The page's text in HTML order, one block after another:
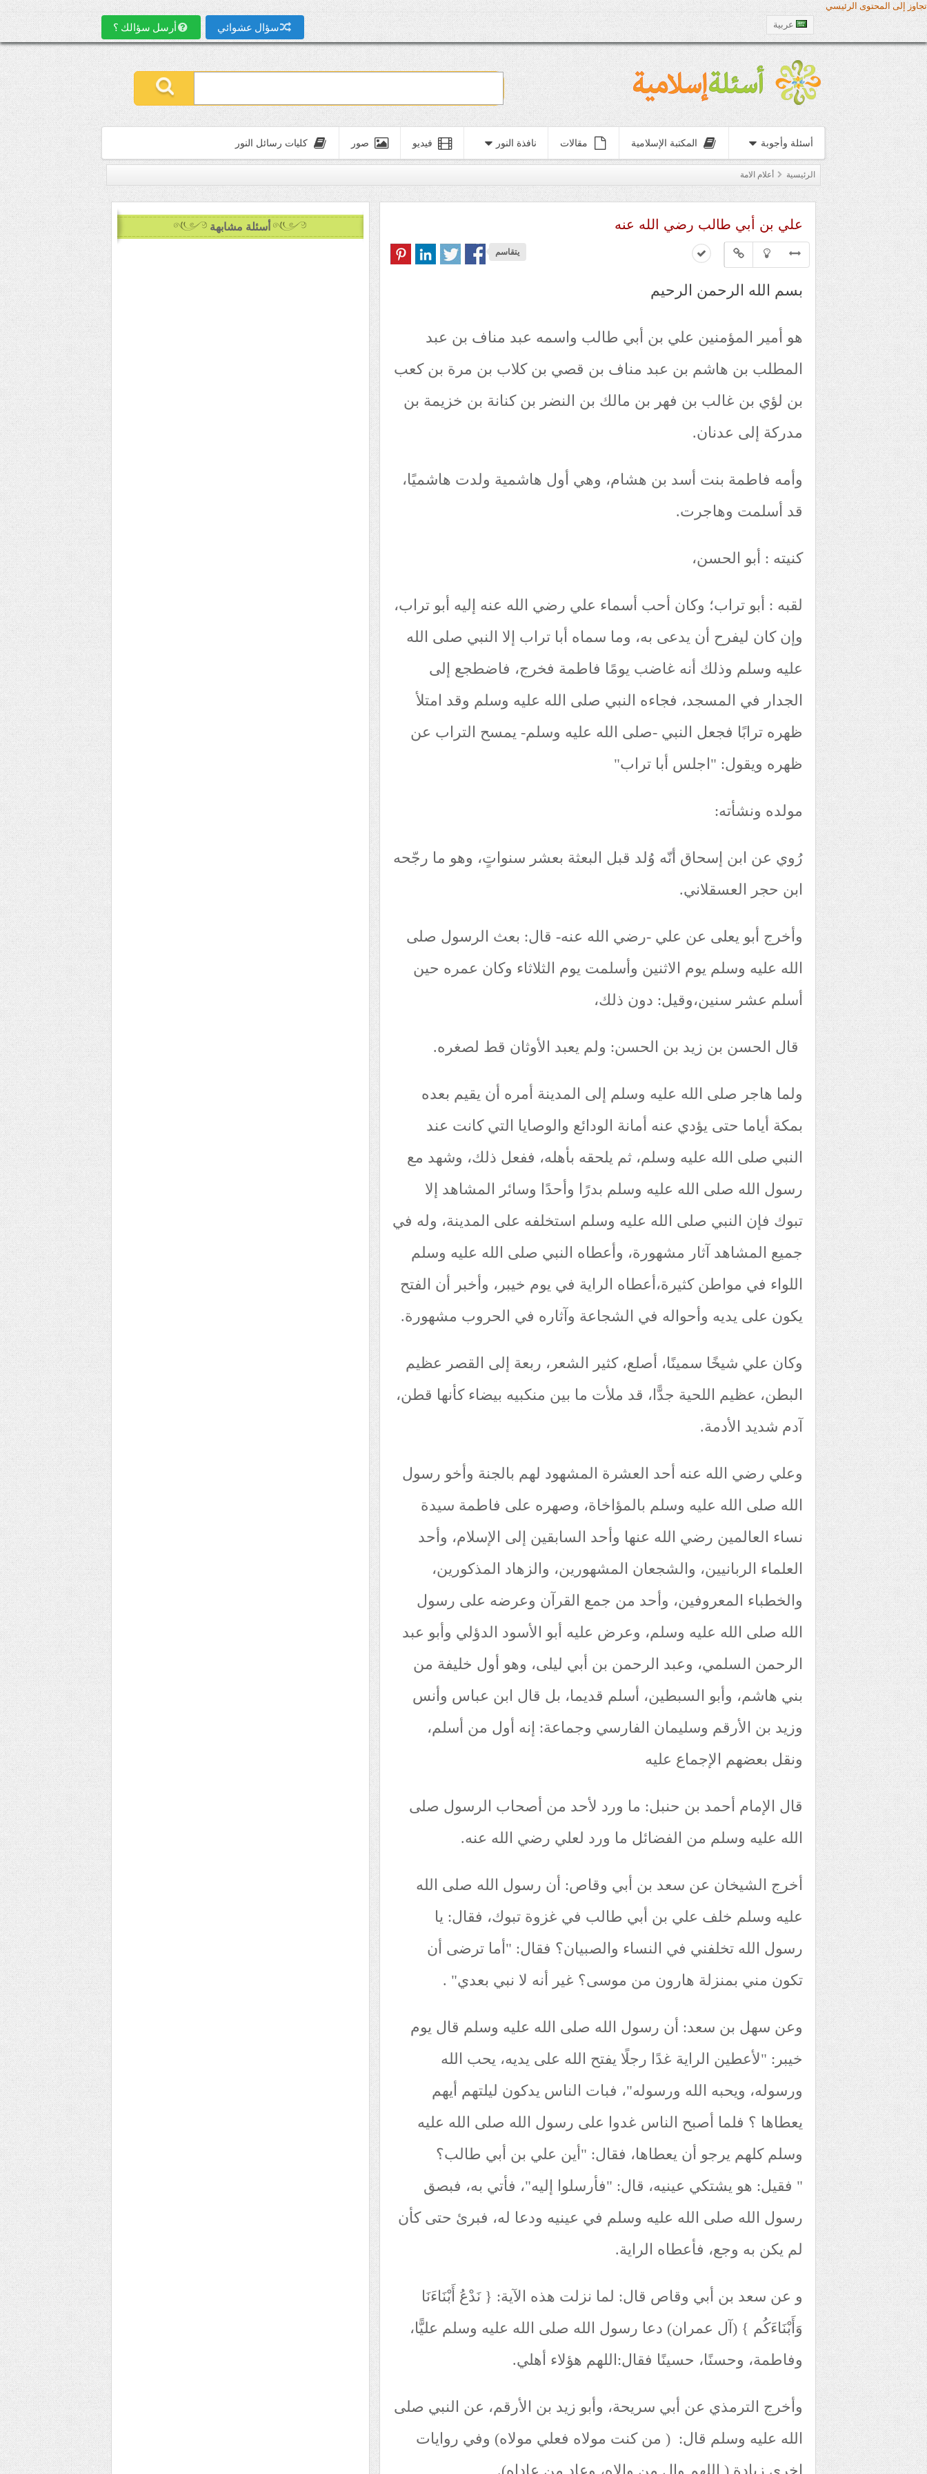
تجاوز إلى المحتوى الرئيسي
عربية
سؤال عشوائي أرسل سؤالك ؟
أسئلة وأجوبة المكتبة الإسلامية مقالات نافذة النور فيديو صور كليات رسائل النور
الرئيسية أعلام الامة
علي بن أبي طالب رضي الله عنه
يتقاسم
بسم الله الرحمن الرحيم
هو أمير المؤمنين علي بن أبي طالب واسمه عبد مناف بن عبد
المطلب بن هاشم بن عبد مناف بن قصي بن كلاب بن مرة بن كعب
بن لؤي بن غالب بن فهر بن مالك بن النضر بن كنانة بن خزيمة بن
مدركة إلى عدنان.
وأمه فاطمة بنت أسد بن هشام، وهي أول هاشمية ولدت هاشميًا،
قد أسلمت وهاجرت.
كنيته : أبو الحسن،
لقبه : أبو تراب؛ وكان أحب أسماء علي رضي الله عنه إليه أبو تراب،
وإن كان ليفرح أن يدعى به، وما سماه أبا تراب إلا النبي صلى الله
عليه وسلم وذلك أنه غاضب يومًا فاطمة فخرج، فاضطجع إلى
الجدار في المسجد، فجاءه النبي صلى الله عليه وسلم وقد امتلأ
ظهره ترابًا فجعل النبي -صلى الله عليه وسلم- يمسح التراب عن
ظهره ويقول: "اجلس أبا تراب"
مولده ونشأته:
رُوي عن ابن إسحاق أنّه وُلد قبل البعثة بعشر سنواتٍ، وهو ما رجّحه
ابن حجر العسقلاني.
وأخرج أبو يعلى عن علي -رضي الله عنه- قال: بعث الرسول صلى
الله عليه وسلم يوم الاثنين وأسلمت يوم الثلاثاء وكان عمره حين
أسلم عشر سنين،وقيل: دون ذلك،
قال الحسن بن زيد بن الحسن: ولم يعبد الأوثان قط لصغره.
ولما هاجر صلى الله عليه وسلم إلى المدينة أمره أن يقيم بعده
بمكة أياما حتى يؤدي عنه أمانة الودائع والوصايا التي كانت عند
النبي صلى الله عليه وسلم، ثم يلحقه بأهله، ففعل ذلك، وشهد مع
رسول الله صلى الله عليه وسلم بدرًا وأحدًا وسائر المشاهد إلا
تبوك فإن النبي صلى الله عليه وسلم استخلفه على المدينة، وله في
جميع المشاهد آثار مشهورة، وأعطاه النبي صلى الله عليه وسلم
اللواء في مواطن كثيرة،أعطاه الراية في يوم خيبر، وأخبر أن الفتح
يكون على يديه وأحواله في الشجاعة وآثاره في الحروب مشهورة.
وكان علي شيخًا سمينًا، أصلع، كثير الشعر، ربعة إلى القصر عظيم
البطن، عظيم اللحية جدًّا، قد ملأت ما بين منكبيه بيضاء كأنها قطن،
آدم شديد الأدمة.
وعلي رضي الله عنه أحد العشرة المشهود لهم بالجنة وأخو رسول
الله صلى الله عليه وسلم بالمؤاخاة، وصهره على فاطمة سيدة
نساء العالمين رضي الله عنها وأحد السابقين إلى الإسلام، وأحد
العلماء الربانيين، والشجعان المشهورين، والزهاد المذكورين،
والخطباء المعروفين، وأحد من جمع القرآن وعرضه على رسول
الله صلى الله عليه وسلم، وعرض عليه أبو الأسود الدؤلي وأبو عبد
الرحمن السلمي، وعبد الرحمن بن أبي ليلى، وهو أول خليفة من
بني هاشم، وأبو السبطين، أسلم قديما، بل قال ابن عباس وأنس
وزيد بن الأرقم وسليمان الفارسي وجماعة: إنه أول من أسلم،
ونقل بعضهم الإجماع عليه
قال الإمام أحمد بن حنبل: ما ورد لأحد من أصحاب الرسول صلى
الله عليه وسلم من الفضائل ما ورد لعلي رضي الله عنه.
أخرج الشيخان عن سعد بن أبي وقاص: أن رسول الله صلى الله
عليه وسلم خلف علي بن أبي طالب في غزوة تبوك، فقال: يا
رسول الله تخلفني في النساء والصبيان؟ فقال: "أما ترضى أن
تكون مني بمنزلة هارون من موسى؟ غير أنه لا نبي بعدي" .
وعن سهل بن سعد: أن رسول الله صلى الله عليه وسلم قال يوم
خيبر: "لأعطين الراية غدًا رجلًا يفتح الله على يديه، يحب الله
ورسوله، ويحبه الله ورسوله"، فبات الناس يدكون ليلتهم أيهم
يعطاها ؟ فلما أصبح الناس غدوا على رسول الله صلى الله عليه
وسلم كلهم يرجو أن يعطاها، فقال: "أين علي بن أبي طالب؟
" فقيل: هو يشتكي عينيه، قال: "فأرسلوا إليه"، فأتي به، فبصق
رسول الله صلى الله عليه وسلم في عينيه ودعا له، فبرئ حتى كأن
لم يكن به وجع، فأعطاه الراية.
و عن سعد بن أبي وقاص قال: لما نزلت هذه الآية: { نَدْعُ أَبْنَاءَنَا
وَأَبْنَاءَكُم } (آل عمران) دعا رسول الله صلى الله عليه وسلم عليًّا،
وفاطمة، وحسنًا، حسينًا فقال:اللهم هؤلاء أهلي.
وأخرج الترمذي عن أبي سريحة، وأبو زيد بن الأرقم، عن النبي صلى
الله عليه وسلم قال: ( من كنت مولاه فعلي مولاه) وفي روايات
اخرى زيادة ( اللهم وال من والاه، وعاد من عاداه).
أسئلة مشابهة